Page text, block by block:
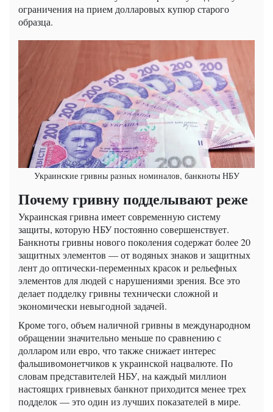
ограничения на прием долларовых купюр старого
образца.
Украинские гривны разных номиналов, банкноты НБУ
Почему гривну подделывают реже
Украинская гривна имеет современную систему
защиты, которую НБУ постоянно совершенствует.
Банкноты гривны нового поколения содержат более 20
защитных элементов — от водяных знаков и защитных
лент до оптически-переменных красок и рельефных
элементов для людей с нарушениями зрения. Все это
делает подделку гривны технически сложной и
экономически невыгодной задачей.
Кроме того, объем наличной гривны в международном
обращении значительно меньше по сравнению с
долларом или евро, что также снижает интерес
фальшивомонетчиков к украинской нацвалюте. По
словам представителей НБУ, на каждый миллион
настоящих гривневых банкнот приходится менее трех
подделок — это один из лучших показателей в мире.